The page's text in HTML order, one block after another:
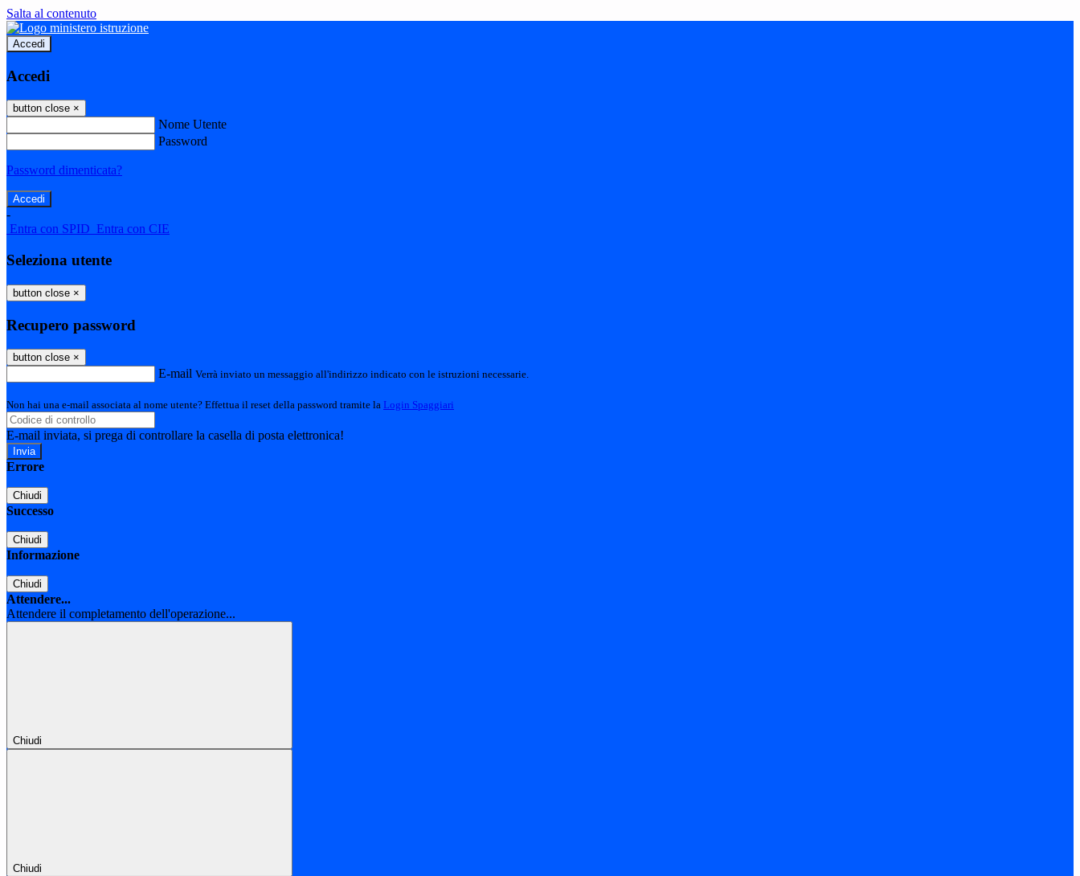
Salta al contenuto
Accedi
Accedi
button close ×
Nome Utente
Password
Password dimenticata?
-
Entra con SPID Entra con CIE
Seleziona utente
button close ×
Recupero password
button close ×
E-mail Verrà inviato un messaggio all'indirizzo indicato con le istruzioni necessarie.
Non hai una e-mail associata al nome utente? Effettua il reset della password tramite la Login Spaggiari
E-mail inviata, si prega di controllare la casella di posta elettronica!
Errore
Chiudi
Successo
Chiudi
Informazione
Chiudi
Attendere...
Attendere il completamento dell'operazione...
Chiudi
Chiudi